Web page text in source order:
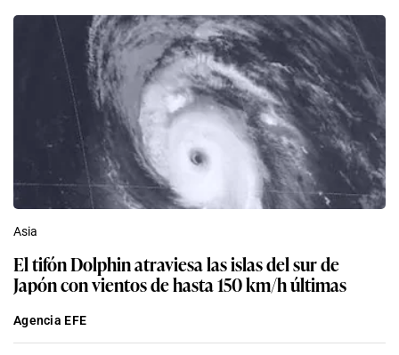
Asia
El tifón Dolphin atraviesa las islas del sur de
Japón con vientos de hasta 150 km/h últimas
Agencia EFE